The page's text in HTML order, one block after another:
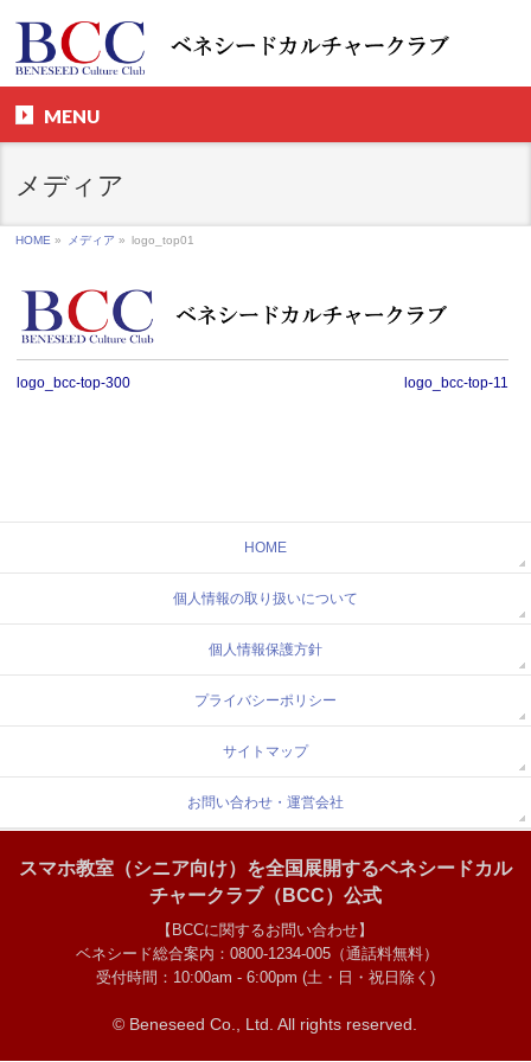
MENU
メディア
HOME » メディア » logo_top01
logo_bcc-top-300 logo_bcc-top-11
HOME
個人情報の取り扱いについて
個人情報保護方針
プライバシーポリシー
サイトマップ
お問い合わせ・運営会社
スマホ教室（シニア向け）を全国展開するベネシードカル
チャークラブ（BCC）公式
【BCCに関するお問い合わせ】
ベネシード総合案内：0800-1234-005（通話料無料）
受付時間：10:00am - 6:00pm (土・日・祝日除く)
© Beneseed Co., Ltd. All rights reserved.